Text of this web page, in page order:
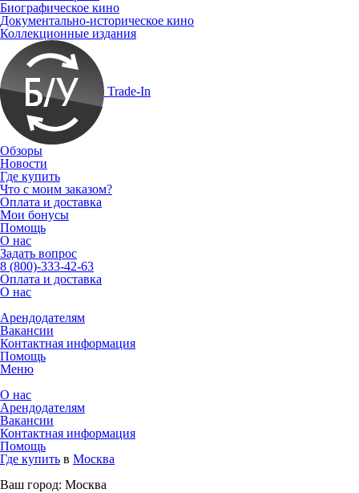
Биографическое кино
Документально-историческое кино
Коллекционные издания
Trade-In
Обзоры
Новости
Где купить
Что с моим заказом?
Оплата и доставка
Мои бонусы
Помощь
О нас
Задать вопрос
8 (800)-333-42-63
Оплата и доставка
О нас
Арендодателям
Вакансии
Контактная информация
Помощь
Меню
О нас
Арендодателям
Вакансии
Контактная информация
Помощь
Где купить в Москва
Ваш город: Москва